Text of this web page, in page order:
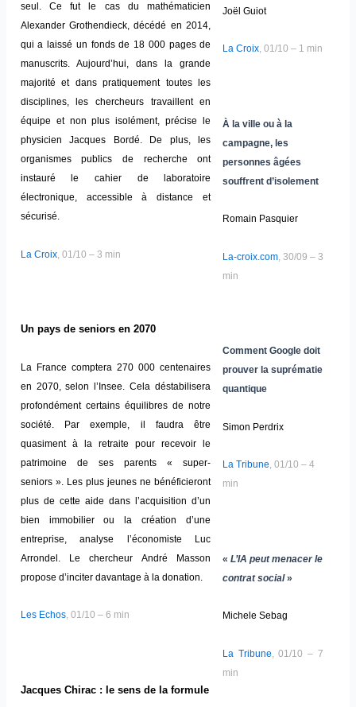
Joël Guiot
La Croix, 01/10 – 1 min
À la ville ou à la
campagne, les
personnes âgées
souffrent d’isolement
Romain Pasquier
La-croix.com, 30/09 – 3
min
Comment Google doit
prouver la suprématie
quantique
Simon Perdrix
La Tribune, 01/10 – 4
min
« L’IA peut menacer le
contrat social»
Michele Sebag
La Tribune , 01/10 – 7
min
seul. Ce fut le cas du mathématicien
Alexander Grothendieck, décédé en 2014,
qui a laissé un fonds de 18 000 pages de
manuscrits. Aujourd’hui, dans la grande
majorité et dans pratiquement toutes les
disciplines, les chercheurs travaillent en
équipe et non plus isolément, précise le
physicien Jacques Bordé. De plus, les
organismes publics de recherche ont
instauré le cahier de laboratoire
électronique, accessible à distance et
sécurisé.
La Croix, 01/10 – 3 min
Un pays de seniors en 2070
La France comptera 270 000 centenaires
en 2070, selon l’Insee. Cela déstabilisera
profondément certains équilibres de notre
société. Par exemple, il faudra être
quasiment à la retraite pour recevoir le
patrimoine de ses parents « super-
seniors ». Les plus jeunes ne bénéficieront
plus de cette aide dans l’acquisition d’un
bien immobilier ou la création d’une
entreprise, analyse l’économiste Luc
Arrondel. Le chercheur André Masson
propose d’inciter davantage à la donation.
Les Echos, 01/10 – 6 min
Jacques Chirac : le sens de la formule